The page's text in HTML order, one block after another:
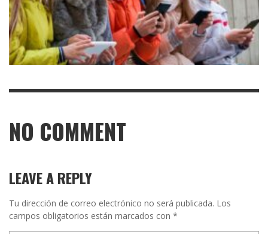
NO COMMENT
LEAVE A REPLY
Tu dirección de correo electrónico no será publicada. Los
campos obligatorios están marcados con *